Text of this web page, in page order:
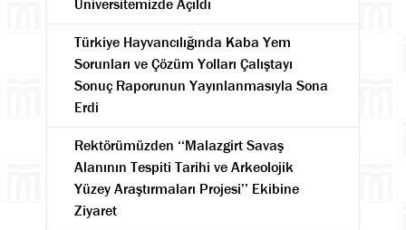
Üniversitemizde Açıldı
Türkiye Hayvancılığında Kaba Yem
Sorunları ve Çözüm Yolları Çalıştayı
Sonuç Raporunun Yayınlanmasıyla Sona
Erdi
Rektörümüzden ‘‘Malazgirt Savaş
Alanının Tespiti Tarihi ve Arkeolojik
Yüzey Araştırmaları Projesi’’ Ekibine
Ziyaret